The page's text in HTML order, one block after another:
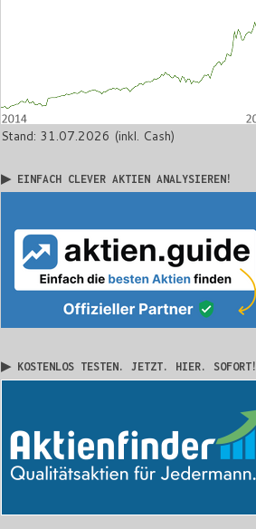
Stand: 31.07.2026 (inkl. Cash)
▶ EINFACH CLEVER AKTIEN ANALYSIEREN!
▶ KOSTENLOS TESTEN. JETZT. HIER. SOFORT!